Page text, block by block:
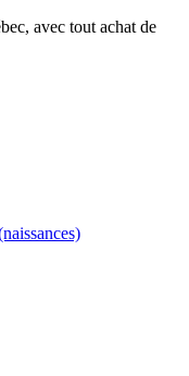
avec tout achat de